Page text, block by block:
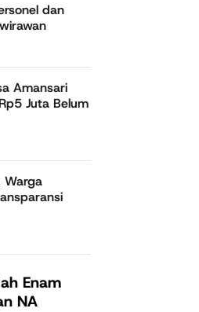
dan
Amansari
Juta Belum
Warga
Enam
NA